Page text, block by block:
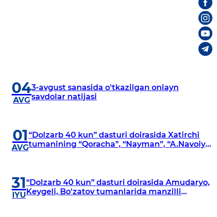
04
AVG
3-avgust sanasida o'tkazilgan onlayn
savdolar natijasi
01
AVG
“Dolzarb 40 kun” dasturi doirasida Xatirchi
tumanining “Qoracha”, “Nayman”, “A.Navoiy”
31
IYU
“Dolzarb 40 kun” dasturi doirasida Amudaryo,
Keygeli, Bo'zatov tumanlarida manzilli